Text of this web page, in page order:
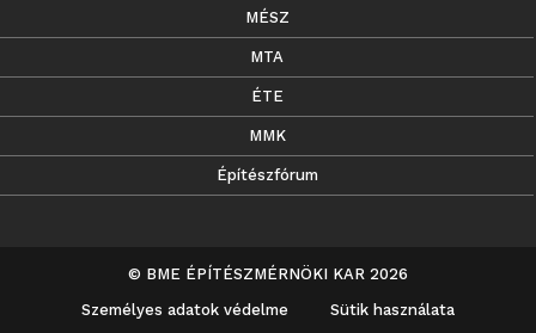
MÉSZ
MTA
ÉTE
MMK
Építészfórum
© BME ÉPÍTÉSZMÉRNÖKI KAR 2026
Személyes adatok védelme
Sütik használata